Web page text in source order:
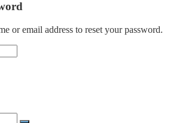
or email address to reset your password.